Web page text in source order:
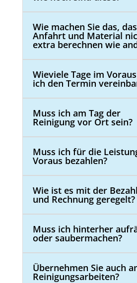
Wie machen Sie das,
Anfahrt und Material
extra berechnen wie
Wieviele Tage im
ich den Termin
Muss ich am Tag der
Reinigung vor Ort sein?
Muss ich für die
Voraus bezahlen?
Wie ist es mit der
und Rechnung geregelt?
Muss ich hinterher
oder saubermachen?
Übernehmen Sie auch
Reinigungsarbeiten?